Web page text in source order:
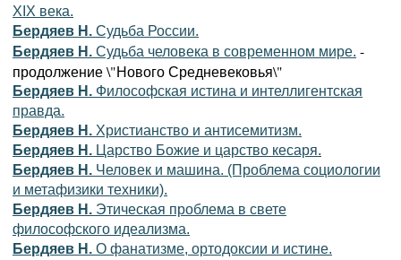
XIX века.
Бердяев Н. Судьба России.
Бердяев Н. Судьба человека в современном мире. -
продолжение \"Нового Средневековья\"
Бердяев Н. Философская истина и интеллигентская
правда.
Бердяев Н. Христианство и антисемитизм.
Бердяев Н. Царство Божие и царство кесаря.
Бердяев Н. Человек и машина. (Проблема социологии
и метафизики техники).
Бердяев Н. Этическая проблема в свете
философского идеализма.
Бердяев Н. О фанатизме, ортодоксии и истине.